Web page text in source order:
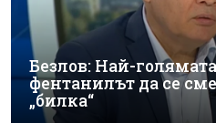
Безлов: Най-
фентанилът да се
„билка“